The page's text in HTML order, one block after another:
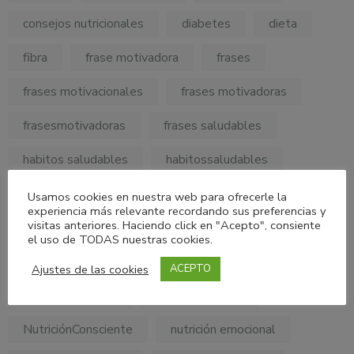
consejos nutricionales
diabetes
dieta
fibra
frase motivadora
frases
frases motivacionales
frases motivadoras
frasesmotivadoras
frases saludables
habitos saludables
habitossaludables
hábitos alimentarios
minerales
MyPersonalDietConsulting
My Personal Diet Consulting
NutriciónConsciente
nutrición emocional
Usamos cookies en nuestra web para ofrecerle la
experiencia más relevante recordando sus preferencias y
visitas anteriores. Haciendo click en "Acepto", consiente
el uso de TODAS nuestras cookies.
Ajustes de las cookies
ACEPTO